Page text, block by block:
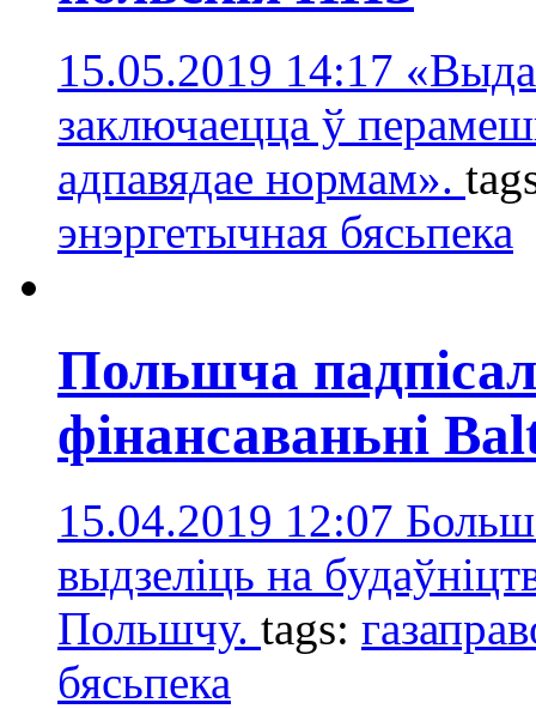
15.05.2019 14:17
заключаецца ў
адпавядае нормам».
энэргетычная бясьпека
Польшча
фінансаваньні
15.04.2019 12:07 Больш
выдзеліць на
Польшчу. tags:
бясьпека